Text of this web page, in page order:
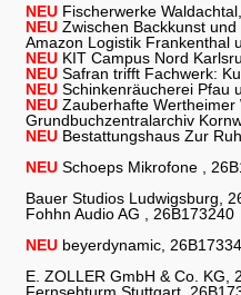
NEU Fischerwerke
NEU Zwischen Backkunst
Amazon Logistik Frankenthal
NEU KIT Campus Nord
NEU Safran trifft Fachwerk:
NEU Schinkenräucherei Pfau
NEU Zauberhafte Wertheimer
Grundbuchzentralarchiv
NEU Bestattungshaus Zur
NEU Schoeps Mikrofone ,
Bauer Studios Ludwigsburg,
Fohhn Audio AG , 26B173240
NEU beyerdynamic,
E. ZOLLER GmbH & Co. KG,
Fernsehturm Stuttgart,